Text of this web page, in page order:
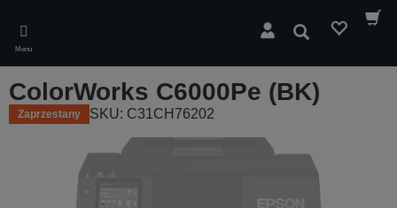
main
content
Menu
Wyszukaj
ColorWorks C6000Pe (BK)
Zaprzestany SKU: C31CH76202